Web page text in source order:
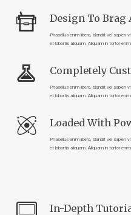
Design To Brag
Phasellus enim libero, blandit vel
et lobortis aliquam. Aliquam in tortor enim.
Completely
Phasellus enim libero, blandit vel
et lobortis aliquam. Aliquam in tortor enim.
Loaded With
Phasellus enim libero, blandit vel
et lobortis aliquam. Aliquam in tortor enim.
In-Depth